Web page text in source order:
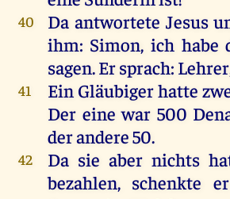
40 Da antwortete Jesus
ihm: Simon, ich habe
sagen.Ersprach: Lehrer
41 Ein Gläubigerhatte
Der eine war 500
derandere50.
42 Da sie aber nichts
bezahlen, schenkte er